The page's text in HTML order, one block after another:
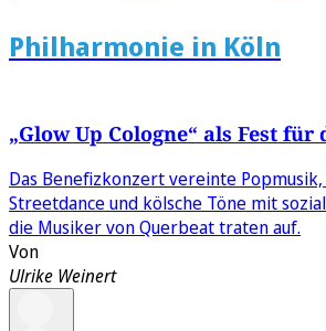
Philharmonie in Köln
„Glow Up Cologne“ als Fest
Das Benefizkonzert vereinte
Streetdance und kölsche Töne mit
die Musiker von Querbeat traten auf.
Von
Ulrike Weinert